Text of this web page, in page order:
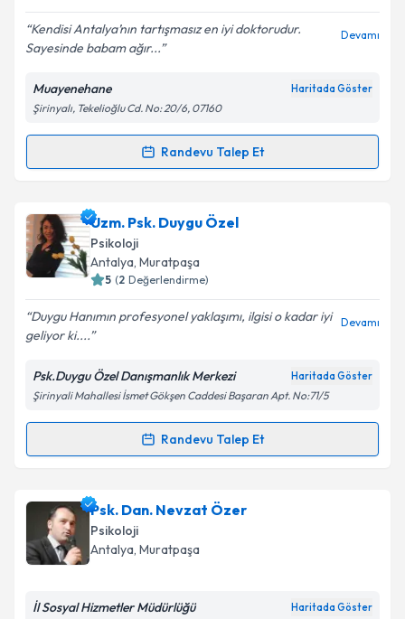
E-posta Adresiniz
Kişisel verilerimin işlenmesine ilişkin
Metni'ni okudum ve kişisel verilerimin belirtilen
kapsamda işlenmesini kabul ediyorum.
Kendisi Antalya’nın tartışmasız en iyi doktorudur.
Sayesinde babam ağır...
Devamı
Muayenehane Haritada Göster
Şirinyalı, Tekelioğlu Cd. No: 20/6, 07160
Randevu Talep Et
Randevu Takvimi Talebi
Uzm. Dr. İbrahim Ateşiçin randevu takvimi talebi
oluşturun. Size bu uzmandan randevu almanız için bir
takvim hazırlandığında e-posta ile bilgilendireceğiz.
Kişisel verilerimin işlenmesine ilişkin
Aydınlatma
Metni'ni okudum ve kişisel verilerimin belirtilen
kapsamda işlenmesini kabul ediyorum.
Uzm. Psk. Duygu Özel
Psikoloji
Antalya, Muratpaşa
5 (2 Değerlendirme)
Duygu Hanımın profesyonel yaklaşımı, ilgisi o kadar iyi
geliyor ki....
Devamı
Psk.Duygu Özel Danışmanlık Merkezi Haritada Göster
Şirinyali Mahallesi İsmet Gökşen Caddesi Başaran Apt. No:71/5
Randevu Talep Et
Randevu Takvimi Talebi
Uzm. Psk. Duygu Özeliçin randevu takvimi talebi
oluşturun. Size bu uzmandan randevu almanız için bir
takvim hazırlandığında e-posta ile bilgilendireceğiz.
Psk. Dan. Nevzat Özer
Psikoloji
Antalya, Muratpaşa
İl Sosyal Hizmetler Müdürlüğü Haritada Göster